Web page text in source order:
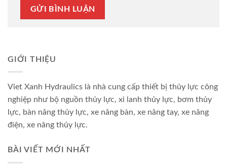
GIỚI THIỆU
Viet Xanh Hydraulics là nhà cung cấp thiết bị thủy lực công
nghiệp như bộ nguồn thủy lực, xi lanh thủy lực, bơm thủy
lực, bàn nâng thủy lực, xe nâng bàn, xe nâng tay, xe nâng
điện, xe nâng thủy lực.
BÀI VIẾT MỚI NHẤT